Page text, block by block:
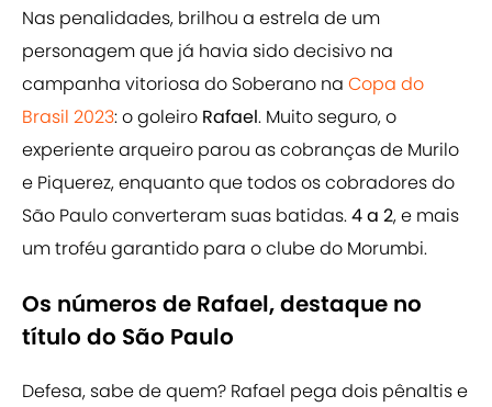
Nas penalidades, brilhou a estrela de um
personagem que já havia sido decisivo na
campanha vitoriosa do Soberano na Copa do
Brasil 2023: o goleiro Rafael. Muito seguro, o
experiente arqueiro parou as cobranças de Murilo
e Piquerez, enquanto que todos os cobradores do
São Paulo converteram suas batidas.4 a 2, e mais
um troféu garantido para o clube do Morumbi.
Os números de Rafael, destaque no
título do São Paulo
Defesa, sabe de quem? Rafael pega dois pênaltis e